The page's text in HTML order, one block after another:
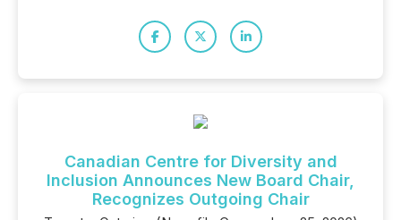
Canadian Centre for Diversity and
Inclusion Announces New Board Chair,
Recognizes Outgoing Chair